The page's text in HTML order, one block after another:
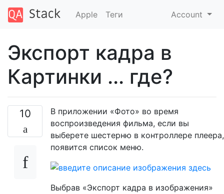
Apple Теги Account
Экспорт кадра в
Картинки ... где?
10
В приложении «Фото» во время
воспроизведения фильма, если вы
выберете шестерню в контроллере плеера,
появится список меню.
Выбрав «Экспорт кадра в изображения»